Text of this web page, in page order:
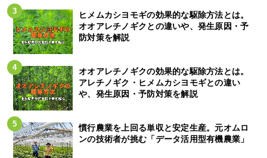
ヒメムカシヨモギの効果的な駆除方法とは。
オオアレチノギクとの違いや、発生原因・予
防対策を解説
オオアレチノギクの効果的な駆除方法とは。
アレチノギク・ヒメムカシヨモギとの違い
や、発生原因・予防対策を解説
慣行農業を上回る単収と安定生産。元オムロ
ンの技術者が挑む「データ活用型有機農業」